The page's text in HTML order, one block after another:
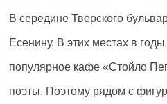
В середине Тверского
Есенину. В этих местах в
популярное кафе «Стойло
поэты. Поэтому рядом с